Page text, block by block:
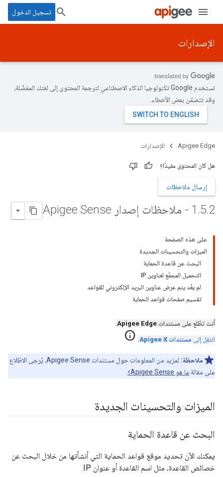
تسجيل الدخول
الإصدارات
تستخدم Google تكنولوجيا الذكاء الاصطناعي لترجمة المحتوى إلى لغتك المفضّلة،
وقد تتضمّن بعض الأخطاء.
Apigee Edge الإصدارات
هل كان المحتوى مفيدًا؟
إرسال ملاحظات
1 .5.2 - ملاحظات إصدار Apigee Sense
على هذه الصفحة
الميزات والتحسينات الجديدة
البحث عن قاعدة الحماية
التحميل المجمّع لعناوين IP
لم يعُد يتم عرض عناوين البريد الإلكتروني للقواعد
تقسيم صفحات قواعد الحماية
أنت تطّلع على مستندات Apigee Edge
.
انتقِل إلى مستندات Apigee X .
info
ملاحظة:
لمزيد من المعلومات حول مستندات Apigee Sense، يُرجى الاطّلاع
على مقالة ما هو Apigee Sense؟
الميزات والتحسينات الجديدة
البحث عن قاعدة الحماية
يمكنك الآن تحديد موقع قواعد الحماية التي أنشأتها من خلال البحث عن
خصائص القاعدة، مثل اسم القاعدة أو عنوان IP.